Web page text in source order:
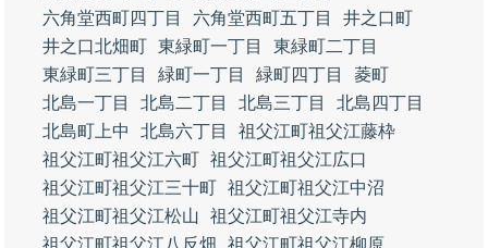
六角堂西町四丁目
六角堂西町五丁目
井之口町
井之口北畑町 東緑町一丁目
東緑町二丁目
東緑町三丁目
緑町一丁目 緑町四丁目
菱町
北島一丁目
北島二丁目 北島三丁目
北島四丁目
北島町上中
北島六丁目
祖父江町祖父江藤枠
祖父江町祖父江六町 祖父江町祖父江広口
祖父江町祖父江三十町 祖父江町祖父江中沼
祖父江町祖父江松山
祖父江町祖父江寺内
祖父江町祖父江八反畑
祖父江町祖父江柳原